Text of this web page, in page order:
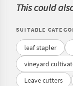
This could
SUITABLE
leaf stapler
vineyard
Leave cutters